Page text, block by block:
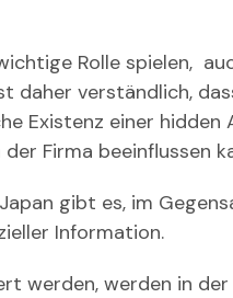
Rolle spielen,
daher verständlich,
Existenz einer hidden
Firma beeinflussen
gibt es, im
Information.
werden, werden in der